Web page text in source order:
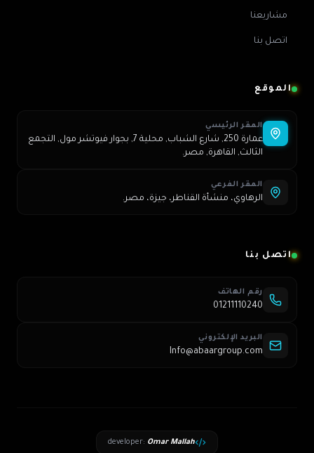
مشاريعنا
اتصل بنا
الموقع
المقر الرئيسي
عمارة 250, شارع الشباب, محلية 7, بجوار فيوتشر مول, التجمع
الثالث, القاهرة, مصر.
المقر الفرعي
الرهاوي، منشأة القناطر، جيزة، مصر.
اتصل بنا
رقم الهاتف
01211110240
البريد الإلكتروني
Info@abaargroup.com
developer: Omar Mallah